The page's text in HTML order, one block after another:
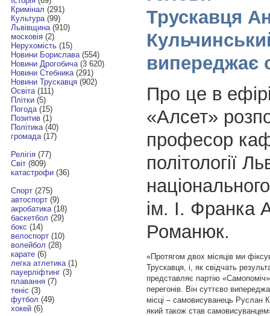
Кримінал (291)
Культура(99)
Львівщина(910)
московія(2)
Нерухомість(15)
Новини Борислава(554)
Новини Дрогобича(3 620)
Новини Стебника(291)
Новини Трускавця(902)
Освіта(111)
Плітки(5)
Погода(15)
Позитив(1)
Політика(40)
громада(17)
Релігія(77)
Світ(809)
катастрофи(36)
Спорт(275)
автоспорт(9)
акробатика(18)
баскетбол (29)
бокс (14)
велоспорт(10)
волейбол (28)
карате(6)
легка атлетика(1)
пауерліфтинг(3)
плавання(7)
теніс (3)
футбол (49)
хокей(6)
Трускавця
випереджає
Про це в
«Алсет»
професор
політології
ім. І. Франка
Романюк.
«Протягом двох місяців ми
Трускавця, і, як свідчать
представляє партію
перегонів. Він суттєво
місці – самовисуванець Руслан
який також став